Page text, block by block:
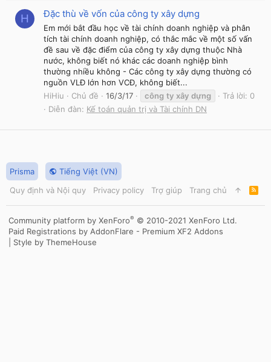
H Đặc thù về vốn của công ty xây dựng
Em mới bắt đầu học về tài chính doanh nghiệp và phân
tích tài chính doanh nghiệp, có thắc mắc về một số vấn
đề sau về đặc điểm của công ty xây dựng thuộc Nhà
nước, không biết nó khác các doanh nghiệp bình
thường nhiều không - Các công ty xây dựng thường có
nguồn VLĐ lớn hơn VCĐ, không biết...
HiHiu
Chủ đề 16/3/17 công ty xây dựng
Trả lời: 0
Diễn đàn: Kế toán quản trị và Tài chính DN
Prisma
Tiếng Việt (VN)
Quy định và Nội quy
Privacy policy Trợ giúp Trang chủ
R
S
S
Community platform by XenForo® © 2010-2021 XenForo Ltd.
Paid Registrations by AddonFlare - Premium XF2 Addons
Style by ThemeHouse